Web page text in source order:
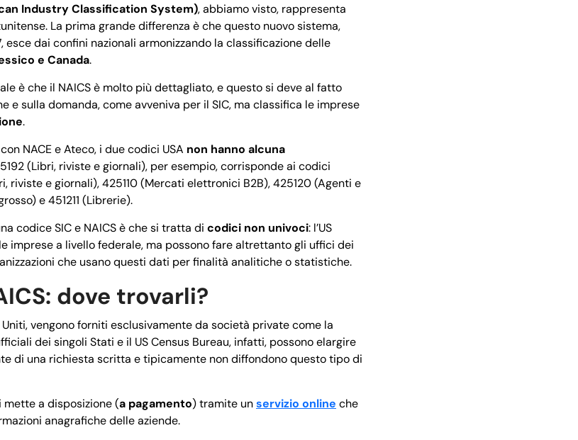
Industry Classification System), abbiamo visto, rappresenta
La prima grande differenza è che questo nuovo sistema,
dai confini nazionali armonizzando la classificazione delle
e Canada.
è che il NAICS è molto più dettagliato, e questo si deve al fatto
e sulla domanda, come avveniva per il SIC, ma classifica le imprese
.
NACE e Ateco, i due codici USA non hanno alcuna
(Libri, riviste e giornali), per esempio, corrisponde ai codici
riviste e giornali), 425110 (Mercati elettronici B2B), 425120 (Agenti e
e 451211 (Librerie).
codice SIC e NAICS è che si tratta di codici non univoci: l’US
imprese a livello federale, ma possono fare altrettanto gli uffici dei
che usano questi dati per finalità analitiche o statistiche.
dove trovarli?
Uniti, vengono forniti esclusivamente da società private come la
dei singoli Stati e il US Census Bureau, infatti, possono elargire
di una richiesta scritta e tipicamente non diffondono questo tipo di
mette a disposizione (a pagamento) tramite unservizio online che
anagrafiche delle aziende.